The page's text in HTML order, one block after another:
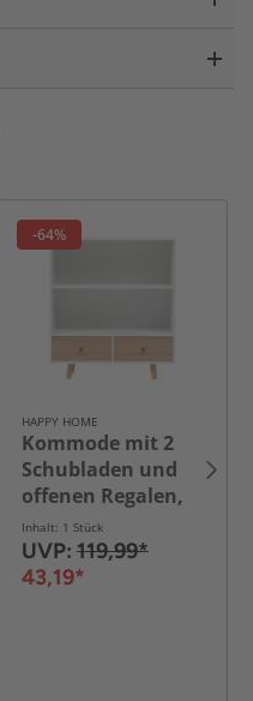
-64%
HAPPY HOME
Kommode mit 2
Schubladen und
offenen Regalen,
ca. 80 x 30 x 90 cm
– Weiß/Holzoptik
Inhalt: 1 Stück
UVP: 119,99*
43,19*